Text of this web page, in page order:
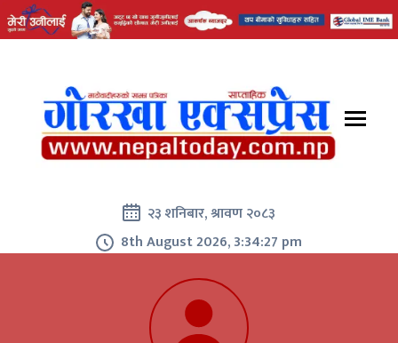
२३ शनिबार, श्रावण २०८३
8th August 2026, 3:34:27 pm